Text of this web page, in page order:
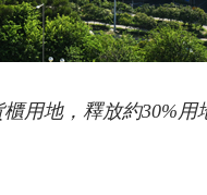
用地，釋放約30%用